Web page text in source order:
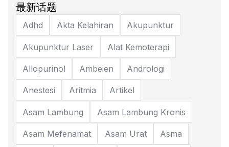
最新话题
Adhd Akta Kelahiran Akupunktur
Akupunktur Laser Alat Kemoterapi
Allopurinol Ambeien Andrologi
Anestesi Aritmia Artikel
Asam Lambung Asam Lambung Kronis
Asam Mefenamat Asam Urat Asma